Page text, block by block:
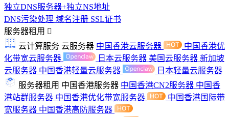
独立DNS服务器+独立NS地址
DNS污染处理 域名注册 SSL证书
服务器租用
云计算服务 云服务器 中国香港云服务器
中国香港优
化带宽云服务器
日本云服务器 美国云服务器 新加坡
云服务器 中国香港轻量云服务器
日本轻量云服务器
服务器租用 中国香港服务器 中国香港CN2服务器 中国香
港站群服务器 中国香港优化带宽服务器
中国香港国际带
宽服务器 中国香港高防服务器